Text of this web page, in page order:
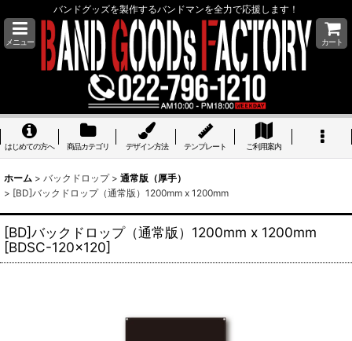
バンドグッズを製作するバンドマンを全力で応援します！
メニュー カート
はじめての方へ 商品カテゴリ デザイン方法 テンプレート ご利用案内
ホーム > バックドロップ > 通常版（厚手）
> [BD]バックドロップ（通常版）1200mm x 1200mm
[BD]バックドロップ（通常版）1200mm x 1200mm
[BDSC-120x120]